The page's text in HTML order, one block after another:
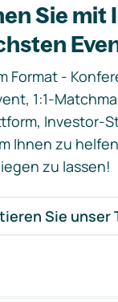
Sie mit
Format -
1:1-
Investor-
Ihnen zu
zu lassen!
Sie unser